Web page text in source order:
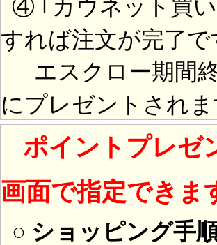
④ ｢カウネット買
すれば注文が完了で
エスクロー期間
にプレゼントされ
ポイントプレゼ
画面で指定できま
○ ショッピング手